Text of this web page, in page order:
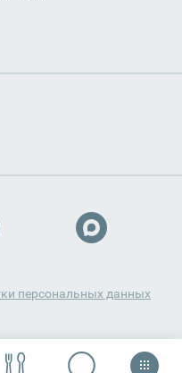
персональных данных